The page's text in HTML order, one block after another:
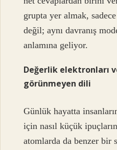
grupta yer almak,
değil; aynı davranış
anlamına geliyor.
Değerlik elektronları
görünmeyen dili
Günlük hayatta
için nasıl küçük
atomlarda da benzer bir